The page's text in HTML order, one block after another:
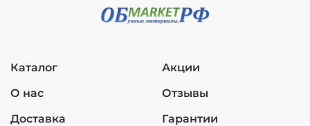
Каталог
О нас
Доставка
Акции
Отзывы
Гарантии